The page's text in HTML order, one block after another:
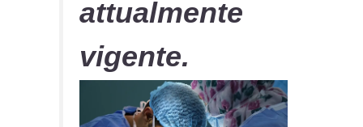
attualmente
vigente.